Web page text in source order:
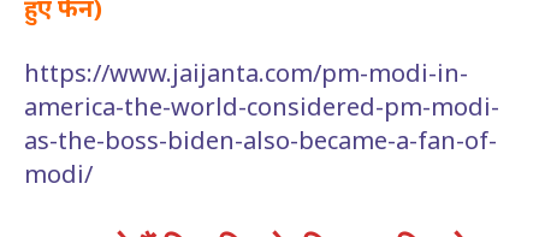
हुए फैन)
https://www.jaijanta.com/pm-modi-in-
america-the-world-considered-pm-modi-
as-the-boss-biden-also-became-a-fan-of-
modi/